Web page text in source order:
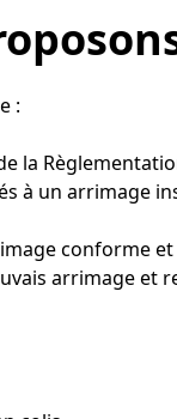
:
la
à un arrimage
conforme
arrimage et